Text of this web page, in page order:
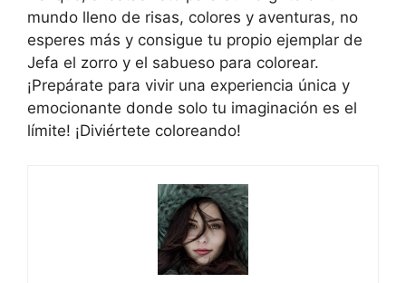
mundo lleno de risas, colores y aventuras, no
esperes más y consigue tu propio ejemplar de
Jefa el zorro y el sabueso para colorear.
¡Prepárate para vivir una experiencia única y
emocionante donde solo tu imaginación es el
límite! ¡Diviértete coloreando!